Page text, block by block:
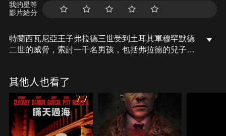
我的星等
影片給分
特蘭西瓦尼亞王子弗拉德三世受到土耳其軍穆罕默德
二世的威脅，索討一千名男孩，包括弗拉德的兒子作
是對鮮血的永恆飢渴。只要三天內忍住誘惑，弗拉德
就能重獲新生；否則他將成為傳說中的吸血鬼。
其他人也看了
7.7